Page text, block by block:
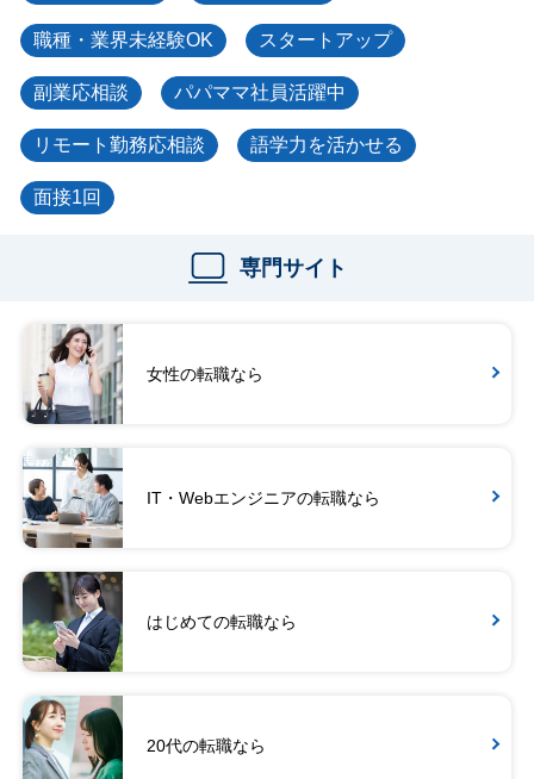
職種・業界未経験OK スタートアップ
副業応相談 パパママ社員活躍中
リモート勤務応相談 語学力を活かせる
面接1回
専門サイト
女性の転職なら
IT・Webエンジニアの転職なら
はじめての転職なら
20代の転職なら